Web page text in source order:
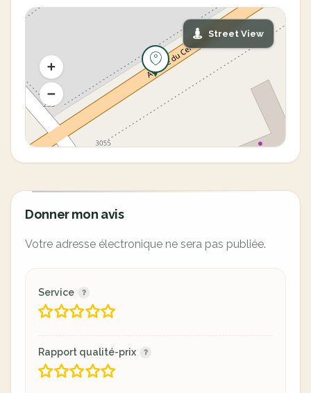
Street View
Donner mon avis
Votre adresse électronique ne sera pas publiée.
Service
Rapport qualité-prix